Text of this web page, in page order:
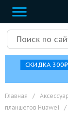
СКИДКА 300₽
Главная /
планшетов Huawei
/